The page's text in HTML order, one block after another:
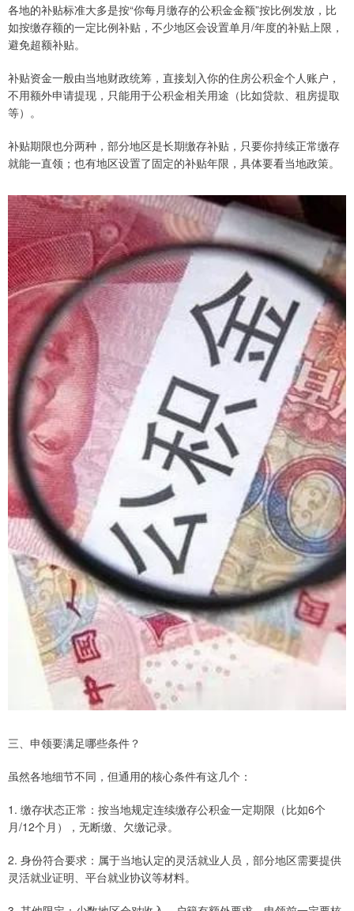
各地的补贴标准大多是按“你每月缴存的公积金金额”按比例发放，比
如按缴存额的一定比例补贴，不少地区会设置单月/年度的补贴上限，
避免超额补贴。
补贴资金一般由当地财政统筹，直接划入你的住房公积金个人账户，
不用额外申请提现，只能用于公积金相关用途（比如贷款、租房提取
等）。
补贴期限也分两种，部分地区是长期缴存补贴，只要你持续正常缴存
就能一直领；也有地区设置了固定的补贴年限，具体要看当地政策。
三、申领要满足哪些条件？
虽然各地细节不同，但通用的核心条件有这几个：
1. 缴存状态正常：按当地规定连续缴存公积金一定期限（比如6个
月/12个月），无断缴、欠缴记录。
2. 身份符合要求：属于当地认定的灵活就业人员，部分地区需要提供
灵活就业证明、平台就业协议等材料。